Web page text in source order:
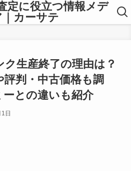
定に役立つ情報メデ
｜カーサテ
ク生産終了の理由は？
評判・中古価格も調
ーとの違いも紹介
日